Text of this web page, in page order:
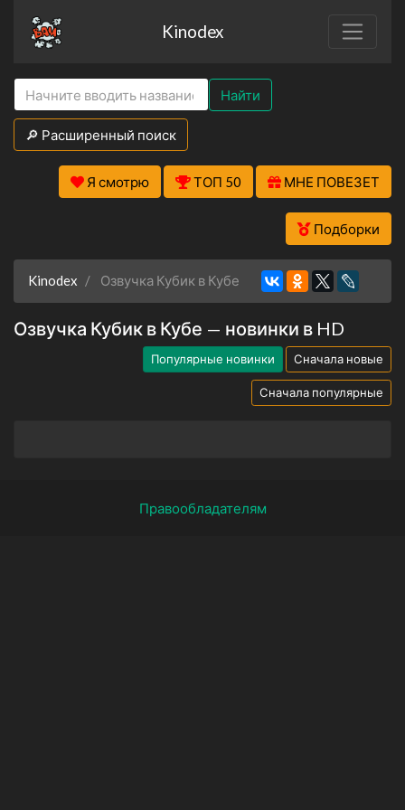
Kinodex
Найти
🔎 Расширенный поиск
Я смотрю ТОП 50 МНЕ ПОВЕЗЕТ
Подборки
Kinodex Озвучка Кубик в Кубе
Озвучка Кубик в Кубе — новинки в HD
Популярные новинки Сначала новые
Сначала популярные
Правообладателям